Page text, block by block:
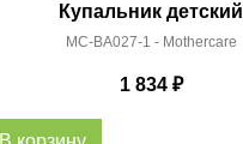
Купальник детский
MC-BA027-1 - Mothercare
1 834₽